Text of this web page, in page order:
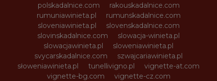
polskadalnice.com
rakouskadalnice.com
rumuniawinieta.pl
rumunskadalnice.com
sloveniawinieta.pl
slovenskadalnice.com
slovinskadalnice.com
slowacja-winieta.pl
slowacjawinieta.pl
sloweniawinieta.pl
svycarskadalnice.com
szwajcariawinieta.pl
słoweniawinieta.pl
tunellivigno.pl
vignette-at.com
vignette-bg.com
vignette-cz.com